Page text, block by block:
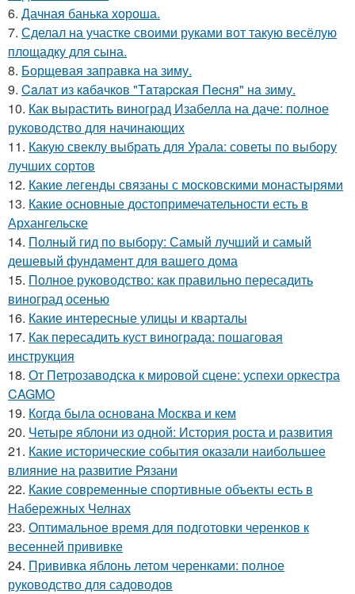
6. Дачная банька хороша.
7. Сделал на участке своими руками вот такую весёлую
площадку для сына.
8. Борщевая заправка на зиму.
9. Caлaт из кaбaчкoв "Тaтapcкaя Пecня" нa зиму.
10. Как вырастить виноград Изабелла на даче: полное
руководство для начинающих
11. Какую свеклу выбрать для Урала: советы по выбору
лучших сортов
12. Какие легенды связаны с московскими монастырями
13. Какие основные достопримечательности есть в
Архангельске
14. Полный гид по выбору: Самый лучший и самый
дешевый фундамент для вашего дома
15. Полное руководство: как правильно пересадить
виноград осенью
16. Какие интересные улицы и кварталы
17. Как пересадить куст винограда: пошаговая
инструкция
18. От Петрозаводска к мировой сцене: успехи оркестра
CAGMO
19. Когда была основана Москва и кем
20. Четыре яблони из одной: История роста и развития
21. Какие исторические события оказали наибольшее
влияние на развитие Рязани
22. Какие современные спортивные объекты есть в
Набережных Челнах
23. Оптимальное время для подготовки черенков к
весенней прививке
24. Прививка яблонь летом черенками: полное
руководство для садоводов